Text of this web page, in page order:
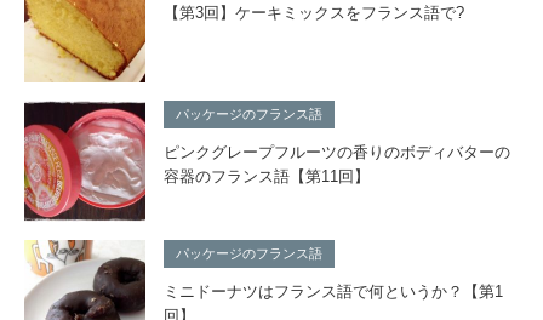
【第3回】ケーキミックスをフランス語で?
パッケージのフランス語
ピンクグレープフルーツの香りのボディバターの
容器のフランス語【第11回】
パッケージのフランス語
ミニドーナツはフランス語で何というか？【第1
回】